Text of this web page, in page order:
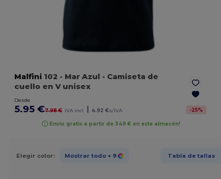
Malfini 102 - Mar Azul - Camiseta de
cuello en V unisex
Desde
5.95 €7.98 € IVA incl. 4.92 €s/IVA -25%
Envío gratis a partir de 349 € en este almacén!
Elegir color: Mostrar todo + 9 Tabla de tallas